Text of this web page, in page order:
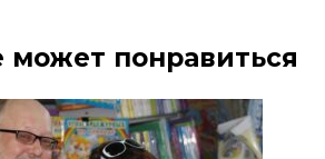
может понравиться